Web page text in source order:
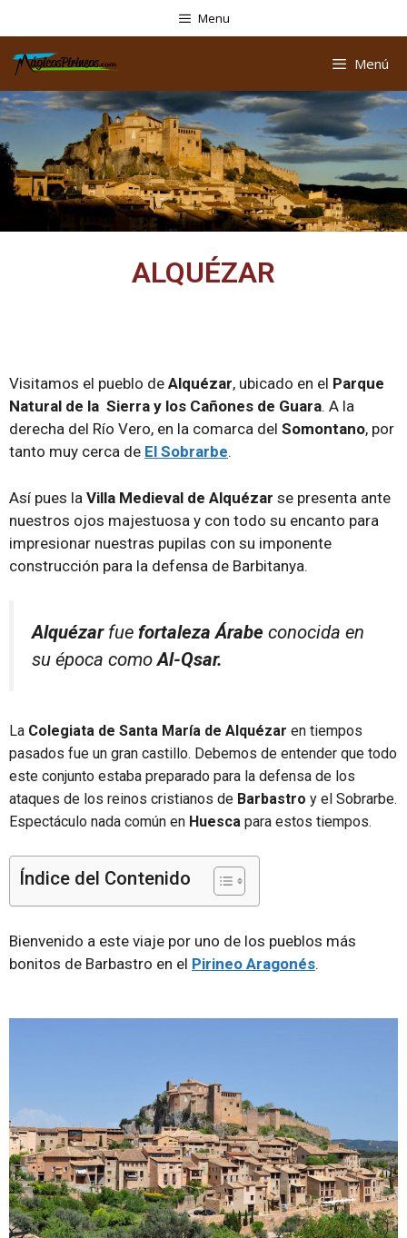
Menu
Menú
ALQUÉZAR
Visitamos el pueblo de Alquézar, ubicado en el Parque
Natural de la Sierra y los Cañones de Guara. A la
derecha del Río Vero, en la comarca del Somontano, por
tanto muy cerca de El Sobrarbe.
Así pues la Villa Medieval de Alquézar se presenta ante
nuestros ojos majestuosa y con todo su encanto para
impresionar nuestras pupilas con su imponente
construcción para la defensa de Barbitanya.
Alquézarfue fortaleza Árabe conocida en
su época comoAl-Qsar.
La Colegiata de Santa María de Alquézar en tiempos
pasados fue un gran castillo. Debemos de entender que todo
este conjunto estaba preparado para la defensa de los
ataques de los reinos cristianos de Barbastro y el Sobrarbe.
Espectáculo nada común en Huesca para estos tiempos.
Índice del Contenido
Bienvenido a este viaje por uno de los pueblos más
bonitos de Barbastro en el Pirineo Aragonés.